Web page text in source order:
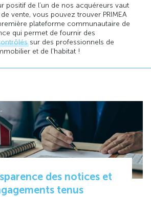
positif de l’un de nos acquéreurs vaut
vente, vous pouvez trouver PRIMEA
plateforme communautaire de
qui permet de fournir des
sur des professionnels de
et de l'habitat !
des notices et
tenus